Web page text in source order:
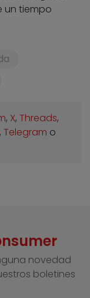
un tiempo
, X, Threads,
, Telegram o
novedad
boletines